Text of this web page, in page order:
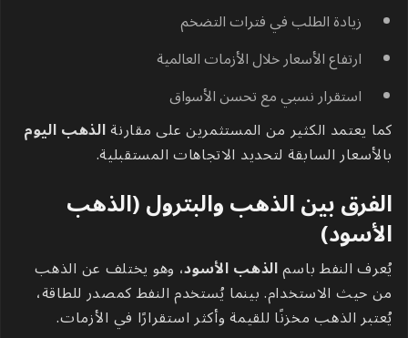
زيادة الطلب في فترات التضخم
ارتفاع الأسعار خلال الأزمات العالمية
استقرار نسبي مع تحسن الأسواق
كما يعتمد الكثير من المستثمرين على مقارنةالذهب اليوم
بالأسعار السابقة لتحديد الاتجاهات المستقبلية.
الفرق بين الذهب والبترول (الذهب
الأسود)
يُعرف النفط باسمالذهب الأسود، وهو يختلف عن الذهب
من حيث الاستخدام. بينما يُستخدم النفط كمصدر للطاقة،
يُعتبر الذهب مخزنًا للقيمة وأكثر استقرارًا في الأزمات.